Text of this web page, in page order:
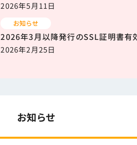
2026年5月11日
お知らせ
2026年2月25日
2026年3月以降発行のSSL証明書有
お知らせ